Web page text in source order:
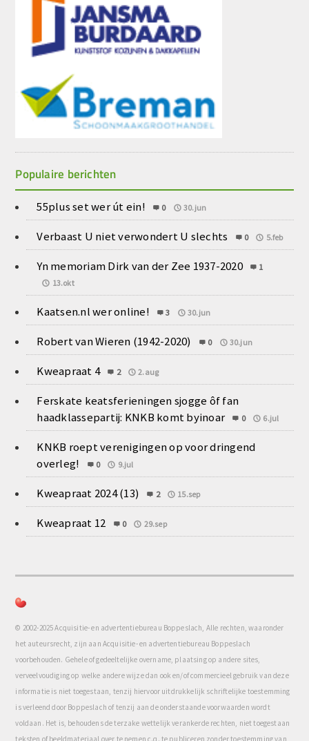
Populaire berichten
55plus set wer út ein! 0 30.jun
Verbaast U niet verwondert U slechts 0 5.feb
Yn memoriam Dirk van der Zee 1937-2020
1
13.okt
Kaatsen.nl wer online! 3 30.jun
Robert van Wieren (1942-2020) 0 30.jun
Kweapraat 4 2 2.aug
Ferskate keatsferieningen sjogge ôf fan
haadklassepartij: KNKB komt byinoar
0 6.jul
KNKB roept verenigingen op voor dringend
overleg!
0 9.jul
Kweapraat 2024 (13) 2 15.sep
Kweapraat 12 0 29.sep
© 2002-2025 Acquisitie- en advertentiebureau Boppeslach, Alle rechten, waaronder
het auteursrecht, zijn aan Acquisitie- en advertentiebureau Boppeslach
voorbehouden. Gehele of gedeeltelijke overname, plaatsing op andere sites,
verveelvoudiging op welke andere wijze dan ook en/of commercieel gebruik van deze
informatie is niet toegestaan, tenzij hiervoor uitdrukkelijk schriftelijke toestemming
is verleend door Boppeslach of tenzij aan de onderstaande voorwaarden wordt
voldaan. Het is, behoudens de terzake wettelijk verankerde rechten, niet toegestaan
teksten of beeldmateriaal over te nemen c.q. te publiceren zonder toestemming van